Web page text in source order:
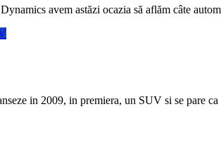
avem astăzi ocazia să aflăm câte
in 2009, in premiera, un SUV si se pare ca